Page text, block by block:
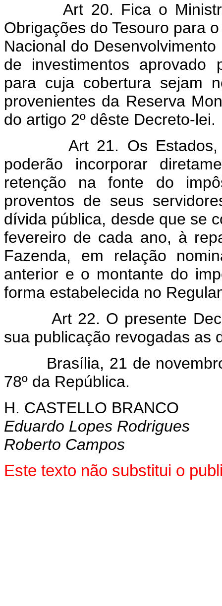
Art 20. Fica o
Obrigações do Tesouro para
Nacional do
de investimentos aprovado
para cuja cobertura sejam
provenientes da Reserva
do artigo 2º dêste Decreto-lei.
Art 21. Os
poderão incorporar
retenção na fonte do
proventos de seus
dívida pública, desde que se
fevereiro de cada ano, à
Fazenda, em relação
anterior e o montante do
forma estabelecida no
Art 22. O presente
sua publicação revogadas as
Brasília, 21 de novembro
78º da República.
H. CASTELLO BRANCO
Eduardo Lopes Rodrigues
Roberto Campos
Este texto não substitui o